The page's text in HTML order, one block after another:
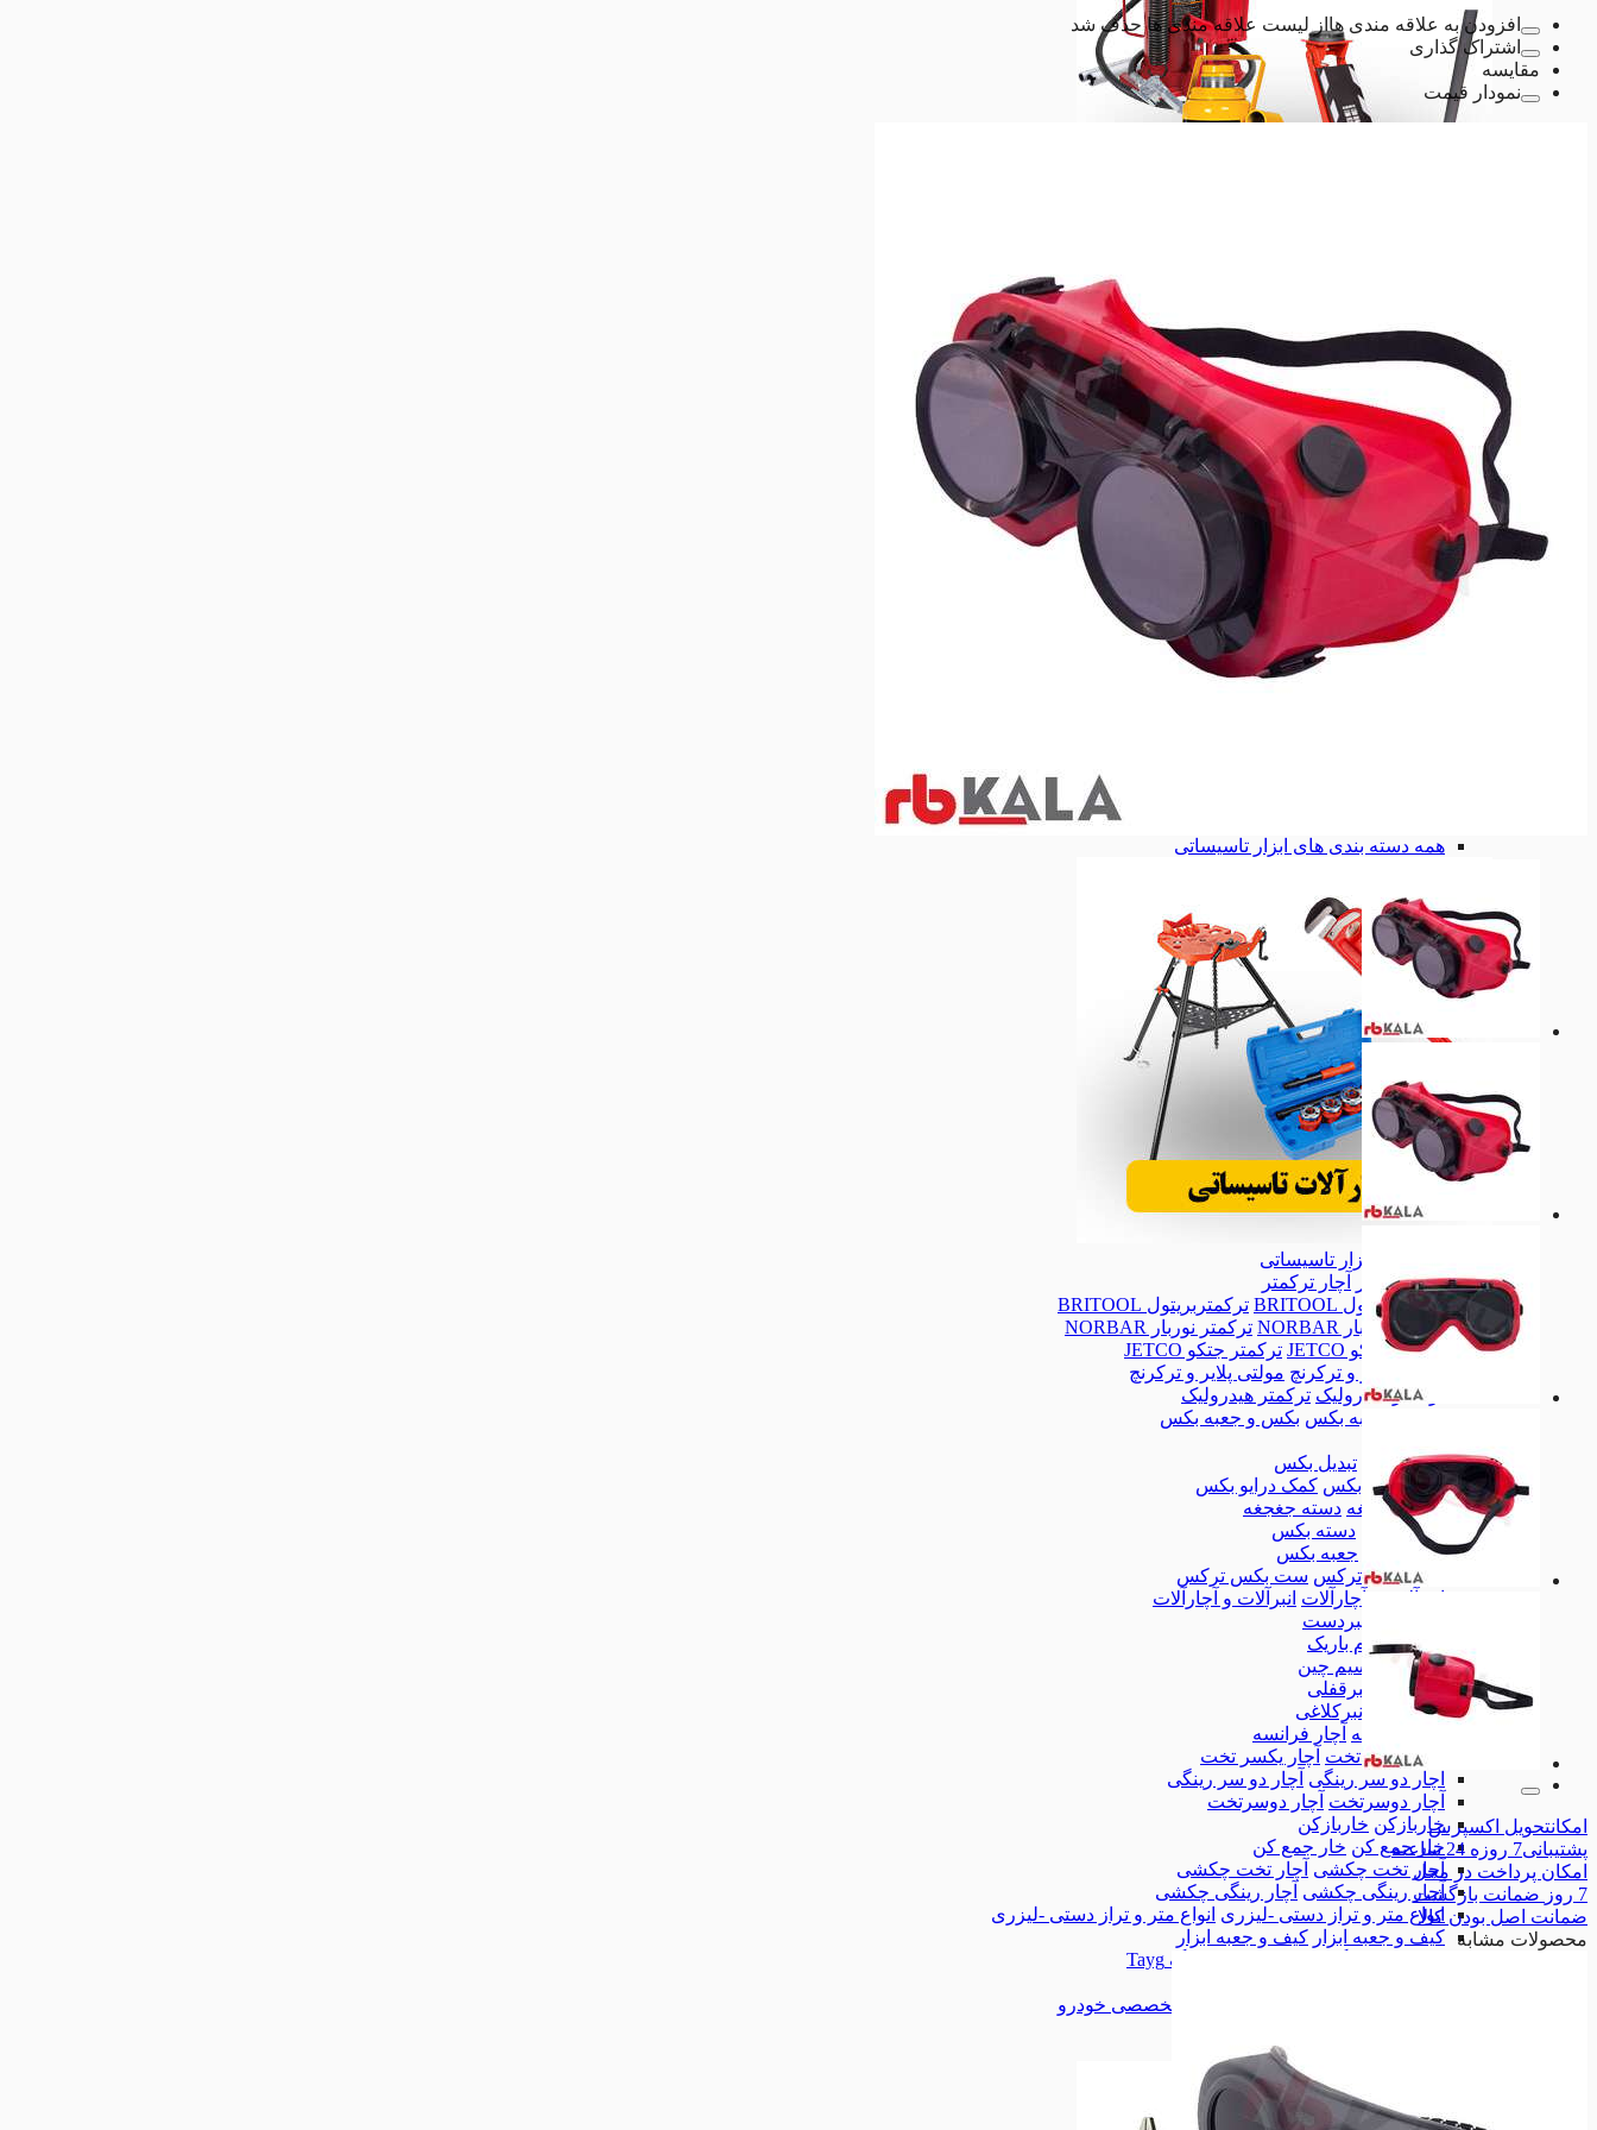
ابزارآلات تعمیرگاهی
ابزارآلات تعمیرگاهی
انواع آچار لوله گیر انواع آچار لوله گیر
آچارشلاقی
آچارشلاقی
آچاردودسته
آچاردودسته
آچارزنجیری
آچارزنجیری
انواع حدیده لوله
انواع حدیده لوله
حدیده برقی
حدیده برقی
حدیده دستی
حدیده دستی
لوازم یدکی حدیده برقی
لوازم یدکی حدیده برقی
لوازم یدکی حدیده دستی
لوازم یدکی حدیده دستی
انواع لوله بر انواع لوله بر
لوله بر دستی
لوله بر دستی
لوله بر برقی
لوله بر برقی
قیچی لوله سبز
قیچی لوله سبز
تست پمپ هیدرواستاتیک تست پمپ هیدرواستاتیک
لوله خم کن
همه دسته بندی های ابزار تاسیساتی
ابزار تاسیساتی
آچار ترکمتر
آچار ترکمتر
ترکمتربریتول BRITOOL
ترکمتربریتول BRITOOL
ترکمتر نوربار NORBAR
ترکمتر نوربار NORBAR
ترکمتر جتکو JETCO
ترکمتر جتکو JETCO
مولتی پلایر و ترکرنچ مولتی پلایر و ترکرنچ
ترکمتر هیدرولیک ترکمتر هیدرولیک
بکس و جعبه بکس بکس و جعبه بکس
تبدیل بکس
تبدیل بکس
کمک درایو بکس کمک درایو بکس
دسته جغجغه دسته جغجغه
دسته بکس
دسته بکس
جعبه بکس
جعبه بکس
ست بکس ترکس ست بکس ترکس
انبرآلات و آچارآلات انبرآلات و آچارآلات
انبردست
دم باریک دم باریک
سیم چین
سیم چین
انبرقفلی
انبرقفلی
انبرکلاغی
انبرکلاغی
آچار فرانسه آچار فرانسه
آچار یکسر تخت آچار یکسر تخت
آچار دو سر رینگی آچار دو سر رینگی
آچار دوسرتخت آچار دوسرتخت
خاربازکن خاربازکن
خار جمع کن خار جمع کن
آچار تخت چکشی آچار تخت چکشی
آچار رینگی چکشی آچار رینگی چکشی
انواع متر و تراز دستی -لیزری انواع متر و تراز دستی -لیزری
کیف و جعبه ابزار کیف و جعبه ابزار
جعبه ابزار تایگ Tayg
ابزارآلات تخصصی خودرو
همه دسته بندی های ابزار دستی
افزودن به علاقه مندی ها از لیست علاقه مندی ها حذف شد
اشتراک گذاری
مقایسه
نمودار قیمت
امکانتحویل اکسپرس
پشتیبانی7 روزه 24 ساعته
امکان پرداخت در محل
7 روز
ضمانت بازگشت
ضمانت اصل بودن کالا
محصولات مشابه